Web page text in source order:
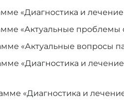
«Диагностика и
«Актуальные проблемы
«Актуальные вопросы
«Диагностика и
«Диагностика и